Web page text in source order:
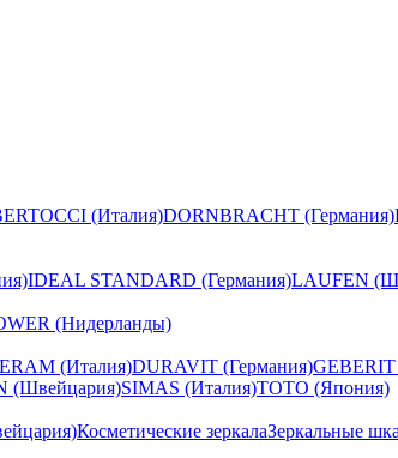
(Италия)DORNBRACHT (Германия)
IDEAL STANDARD (Германия)LAUFEN
(Нидерланды)
(Италия)DURAVIT (Германия)
(Швейцария)SIMAS (Италия)TOTO (Япония)
Косметические зеркалаЗеркальные